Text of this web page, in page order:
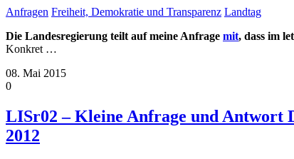
Anfragen Freiheit, Demokratie und Transparenz Landtag
Die Landesregierung teilt auf meine Anfrage mit, dass im
Konkret …
08. Mai 2015
0
LISr02 – Kleine Anfrage und Antwort
2012